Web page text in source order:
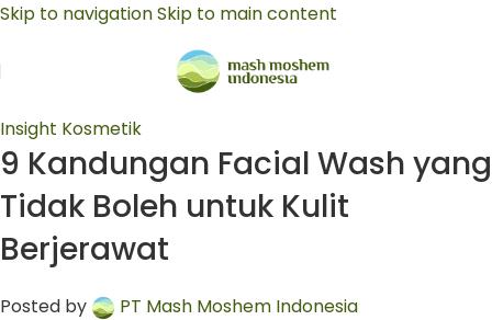
Skip to navigationSkip to main content
Insight Kosmetik
9 Kandungan Facial Wash yang
Tidak Boleh untuk Kulit
Berjerawat
Posted by
PT Mash Moshem Indonesia